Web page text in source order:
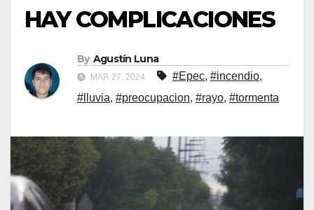
HAY COMPLICACIONES
By Agustín Luna
MAR 27, 2024 #Epec, #incendio,
#lluvia, #preocupacion, #rayo, #tormenta